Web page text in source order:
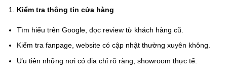
Kiểm tra thông tin cửa hàng
Tìm hiểu trên Google, đọc review từ khách hàng cũ.
Kiểm tra fanpage, website có cập nhật thường xuyên không.
Ưu tiên những nơi có địa chỉ rõ ràng, showroom thực tế.